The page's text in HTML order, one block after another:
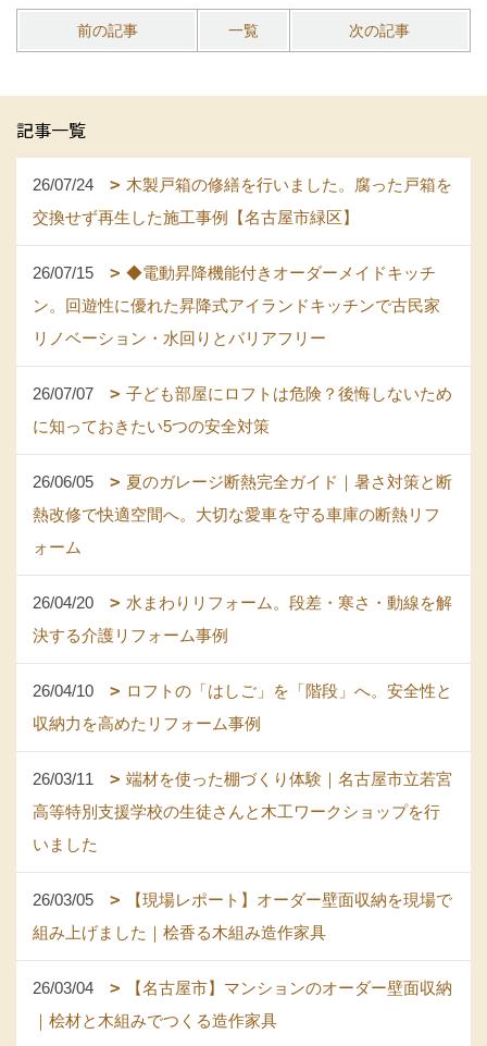
前の記事 一覧 次の記事
記事一覧
26/07/24
木製戸箱の修繕を行いました。腐った戸箱を
交換せず再生した施工事例【名古屋市緑区】
26/07/15
◆電動昇降機能付きオーダーメイドキッチ
ン。回遊性に優れた昇降式アイランドキッチンで古民家
リノベーション・水回りとバリアフリー
26/07/07
子ども部屋にロフトは危険？後悔しないため
に知っておきたい5つの安全対策
26/06/05
夏のガレージ断熱完全ガイド｜暑さ対策と断
熱改修で快適空間へ。大切な愛車を守る車庫の断熱リフ
ォーム
26/04/20
水まわりリフォーム。段差・寒さ・動線を解
決する介護リフォーム事例
26/04/10
ロフトの「はしご」を「階段」へ。安全性と
収納力を高めたリフォーム事例
26/03/11
端材を使った棚づくり体験｜名古屋市立若宮
高等特別支援学校の生徒さんと木工ワークショップを行
いました
26/03/05
【現場レポート】オーダー壁面収納を現場で
組み上げました｜桧香る木組み造作家具
26/03/04
【名古屋市】マンションのオーダー壁面収納
｜桧材と木組みでつくる造作家具